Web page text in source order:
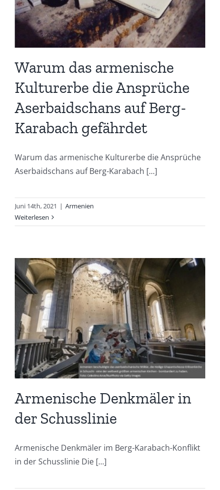
Warum das armenische
Kulturerbe die Ansprüche
Aserbaidschans auf Berg-
Karabach gefährdet
Warum das armenische Kulturerbe die Ansprüche
Aserbaidschans auf Berg-Karabach [...]
Juni 14th, 2021 | Armenien
Weiterlesen
Armenische Denkmäler in
der Schusslinie
Armenische Denkmäler im Berg-Karabach-Konflikt
in der Schusslinie Die [...]